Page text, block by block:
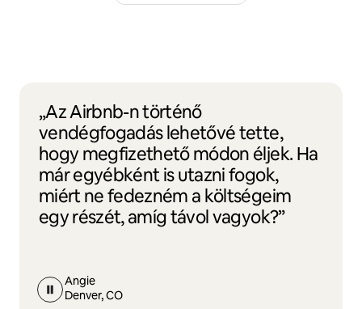
„Az Airbnb-n történő
vendégfogadás lehetővé tette,
hogy megfizethető módon éljek. Ha
már egyébként is utazni fogok,
miért ne fedezném a költségeim
egy részét, amíg távol vagyok?”
Angie
Denver, CO